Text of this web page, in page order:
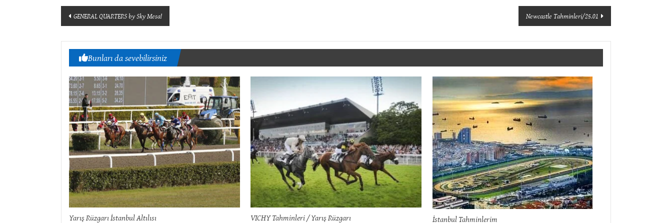
Yazı
dolaşımı
GENERAL QUARTERS by Sky Mesa! Newcastle Tahminleri/25.01
Bunları da sevebilirsiniz
Yarış Rüzgarı İstanbul Altılısı VICHY Tahminleri / Yarış Rüzgarı İstanbul Tahminlerim